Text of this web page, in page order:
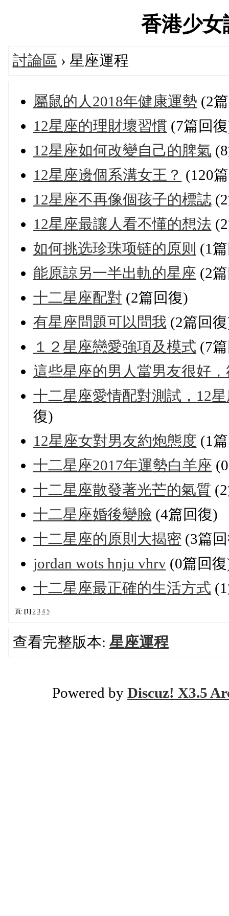
香港少
討論區 › 星座運程
屬鼠的人2018年健康運勢 (2
12星座的理財壞習慣 (7篇回
12星座如何改變自己的脾氣
12星座邊個系溝女王？ (120
12星座不再像個孩子的標誌
12星座最讓人看不懂的想法
如何挑选珍珠项链的原则 (1
能原諒另一半出軌的星座 (2
十二星座配對 (2篇回復)
有星座問題可以問我 (2篇回
１２星座戀愛強項及模式 (7
這些星座的男人當男友很好
十二星座愛情配對測試，12
復)
12星座女對男友約炮態度 (1
十二星座2017年運勢白羊座
十二星座散發著光芒的氣質
十二星座婚後變臉 (4篇回復)
十二星座的原則大揭密(3篇
jordan wots hnju vhrv(0篇回
十二星座最正確的生活方式
頁: [1] 2 3 4 5
查看完整版本: 星座運程
Powered by Discuz! X3.5